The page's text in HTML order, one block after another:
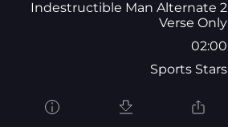
Indestructible Man Alternate 2
Verse Only
02:00
Sports Stars